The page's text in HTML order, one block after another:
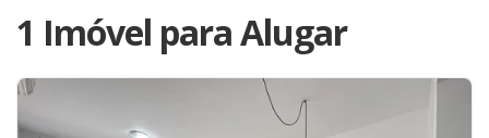
1 Imóvel para Alugar